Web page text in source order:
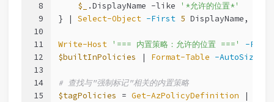
8
9
10
11
12
13
14
15
$_
.DisplayName -like
'*允许的位置*'
} | Select-Object -First 5 DisplayName,
Write-Host '=== 内置策略：允许的位置 ==='
-
$builtInPolicies | Format-Table -AutoSize
# 查找与"强制标记"相关的内置策略
$tagPolicies = Get-AzPolicyDefinition |